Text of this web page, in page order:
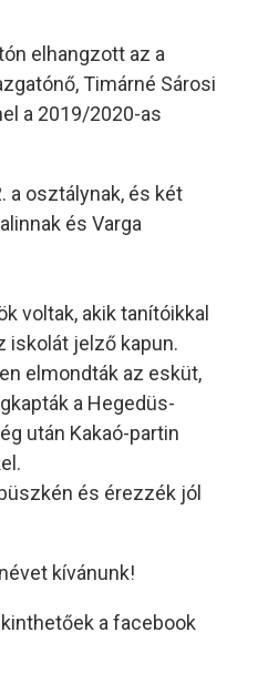
elhangzott az a
Timárné Sárosi
a 2019/2020-as
a osztálynak, és két
és Varga
voltak, akik tanítóikkal
iskolát jelző kapun.
elmondták az esküt,
a Hegedüs-
után Kakaó-partin
és érezzék jól
kívánunk!
a facebook